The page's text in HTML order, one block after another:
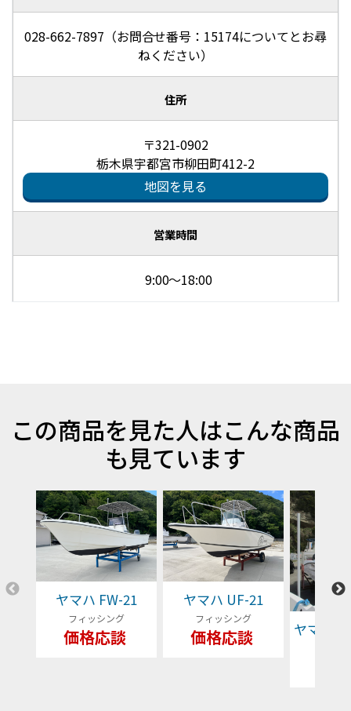
028-662-7897（お問合せ番号：15174についてとお尋
ねください）
住所
〒321-0902
栃木県宇都宮市柳田町412-2
地図を見る
営業時間
9:00～18:00
この商品を見た人はこんな商品
も見ています
ヤマハ FW-21
フィッシング
価格応談
ヤマハ UF-21
フィッシング
価格応談 ヤマハ